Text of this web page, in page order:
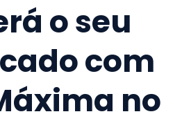
o seu
com
no